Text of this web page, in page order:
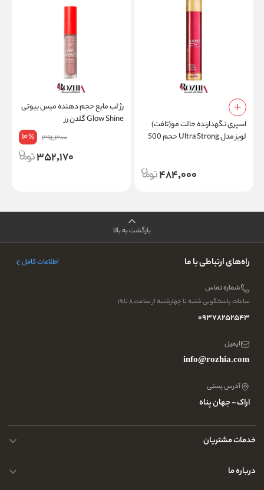
اسپری نگهدارنده حالت مو(تافت)
لویز مدل Ultra Strong حجم 500
484,000
رژ لب مایع حجم دهنده میس بیوتی
Glow Shine گلدن رز
391,300
10%
352,170
بازگشت به بالا
راه‌های ارتباطی با ما اطلاعات کامل
شماره تماس
ساعات پاسخگویی شنبه تا چهارشنبه از ساعت ۸ تا ۱۹
09378252543
ایمیل
info@rozhia.com
آدرس پستی
اراک - جهان پناه
خدمات مشتریان
حریم خصوصی کاربران
درباره ما